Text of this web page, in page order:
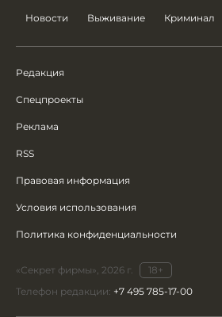
Новости Выживание Криминал
Редакция
Спецпроекты
Реклама
RSS
Правовая информация
Условия использования
Политика конфиденциальности
«Секрет фирмы», 2026 г.
18+
Телефон редакции: +7 495 785-17-00